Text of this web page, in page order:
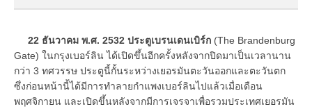
22 ธันวาคม พ.ศ. 2532 ประตูเบรนเดนเบิร์ก (The Brandenburg
Gate) ในกรุงเบอร์ลิน ได้เปิดขึ้นอีกครั้งหลังจากปิดมาเป็นเวลานาน
กว่า 3 ทศวรรษ ประตูนี้กั้นระหว่างเยอรมันตะวันออกและตะวันตก
ซึ่งก่อนหน้านี้ได้มีการทำลายกำแพงเบอร์ลินไปแล้วเมื่อเดือน
พฤศจิกายน และเปิดขึ้นหลังจากมีการเจรจาเพื่อรวมประเทศเยอรมัน